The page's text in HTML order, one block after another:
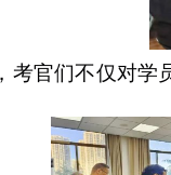
考官们不仅对学